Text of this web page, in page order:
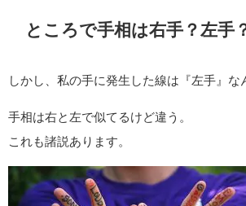
ところで手相は右手？左手
しかし、私の手に発生した線は『左手』な
手相は右と左で似てるけど違う。
これも諸説あります。